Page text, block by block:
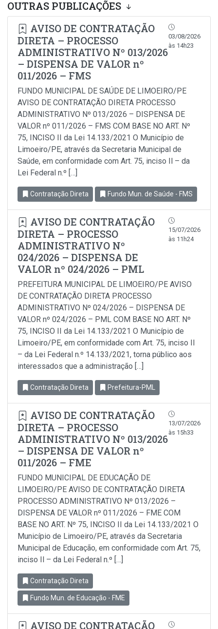
OUTRAS PUBLICAÇÕES
AVISO DE CONTRATAÇÃO
DIRETA – PROCESSO
ADMINISTRATIVO Nº 013/2026
– DISPENSA DE VALOR nº
011/2026 – FMS
03/08/2026
às 14h23
FUNDO MUNICIPAL DE SAÚDE DE LIMOEIRO/PE
AVISO DE CONTRATAÇÃO DIRETA PROCESSO
ADMINISTRATIVO Nº 013/2026 – DISPENSA DE
VALOR nº 011/2026 – FMS COM BASE NO ART. Nº
75, INCISO II da Lei 14.133/2021 O Município de
Limoeiro/PE, através da Secretaria Municipal de
Saúde, em conformidade com Art. 75, inciso Il – da
Lei Federal n.º […]
Contratação Direta Fundo Mun. de Saúde - FMS
AVISO DE CONTRATAÇÃO
DIRETA – PROCESSO
ADMINISTRATIVO Nº
024/2026 – DISPENSA DE
VALOR nº 024/2026 – PML
15/07/2026
às 11h24
PREFEITURA MUNICIPAL DE LIMOEIRO/PE AVISO
DE CONTRATAÇÃO DIRETA PROCESSO
ADMINISTRATIVO Nº 024/2026 – DISPENSA DE
VALOR nº 024/2026 – PML COM BASE NO ART. Nº
75, INCISO II da Lei 14.133/2021 O Município de
Limoeiro/PE, em conformidade com Art. 75, inciso Il
– da Lei Federal n.º 14.133/2021, torna público aos
interessados que a administração […]
Contratação Direta Prefeitura-PML
AVISO DE CONTRATAÇÃO
DIRETA – PROCESSO
ADMINISTRATIVO Nº 013/2026
– DISPENSA DE VALOR nº
011/2026 – FME
13/07/2026
às 15h33
FUNDO MUNICIPAL DE EDUCAÇÃO DE
LIMOEIRO/PE AVISO DE CONTRATAÇÃO DIRETA
PROCESSO ADMINISTRATIVO Nº 013/2026 –
DISPENSA DE VALOR nº 011/2026 – FME COM
BASE NO ART. Nº 75, INCISO II da Lei 14.133/2021 O
Município de Limoeiro/PE, através da Secretaria
Municipal de Educação, em conformidade com Art. 75,
inciso Il – da Lei Federal n.º […]
Contratação Direta
Fundo Mun. de Educação - FME
AVISO DE CONTRATAÇÃO